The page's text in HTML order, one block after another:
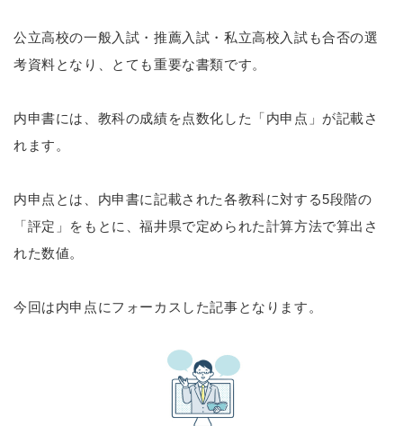
公立高校の一般入試・推薦入試・私立高校入試も合否の選
考資料となり、とても重要な書類です。
内申書には、教科の成績を点数化した「内申点」が記載さ
れます。
内申点とは、内申書に記載された各教科に対する5段階の
「評定」をもとに、福井県で定められた計算方法で算出さ
れた数値。
今回は内申点にフォーカスした記事となります。